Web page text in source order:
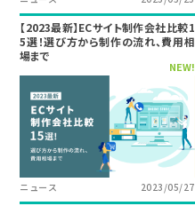
【2023最新】ECサイト制作会社比較1
5選！選び方から制作の流れ、費用相
場まで
NEW!
ニュース 2023/05/27